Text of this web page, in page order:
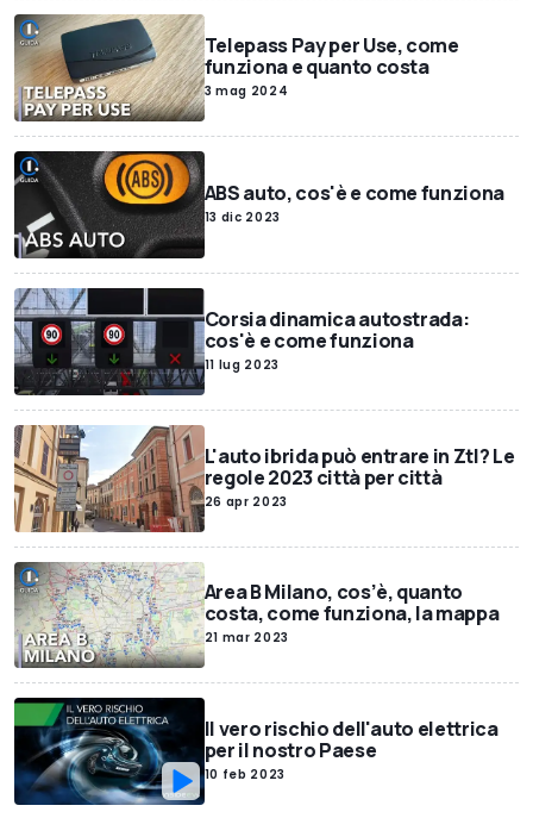
Telepass Pay per Use, come
funziona e quanto costa
3 mag 2024
ABS auto, cos'è e come funziona
13 dic 2023
Corsia dinamica autostrada:
cos'è e come funziona
11 lug 2023
L'auto ibrida può entrare in Ztl? Le
regole 2023 città per città
26 apr 2023
Area B Milano, cos’è, quanto
costa, come funziona, la mappa
21 mar 2023
Il vero rischio dell'auto elettrica
per il nostro Paese
10 feb 2023